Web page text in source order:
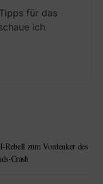
für das
ich
Rebell zum Vordenker des
Crash